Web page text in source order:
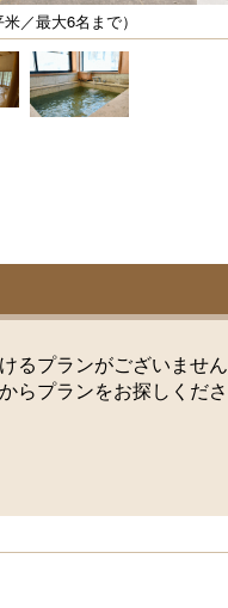
／最大6名まで）
るプランがございません
らプランをお探しくださ